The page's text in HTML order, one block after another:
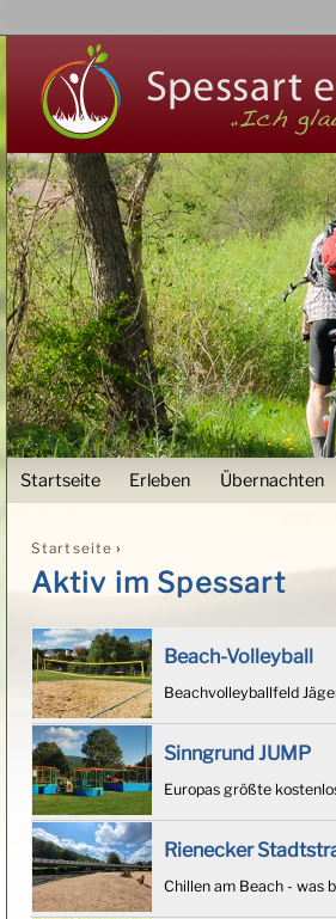
User menu
Startseite Erleben Übernachten
Sie sind hier
Startseite ›
Aktiv im Spessart
Beach-Volleyball
Beachvolleyballfeld
Sinngrund JUMP
Europas größte
Rienecker
Chillen am Beach - was